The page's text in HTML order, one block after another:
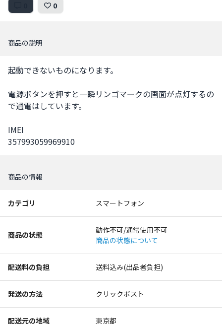
0
商品の説明
起動できないものになります。
電源ボタンを押すと一瞬リンゴマークの画面が点灯するの
で通電はしています。
IMEI
357993059969910
商品の情報
カテゴリ スマートフォン
商品の状態
動作不可/通常使用不可
商品の状態について
配送料の負担 送料込み(出品者負担)
発送の方法 クリックポスト
配送元の地域 東京都